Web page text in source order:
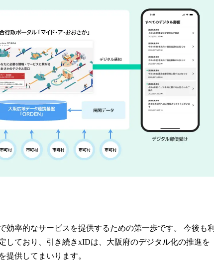
効率的なサービスを提供するための第一歩です。 今後も利
しており、引き続きxIDは、大阪府のデジタル化の推進を
提供してまいります。